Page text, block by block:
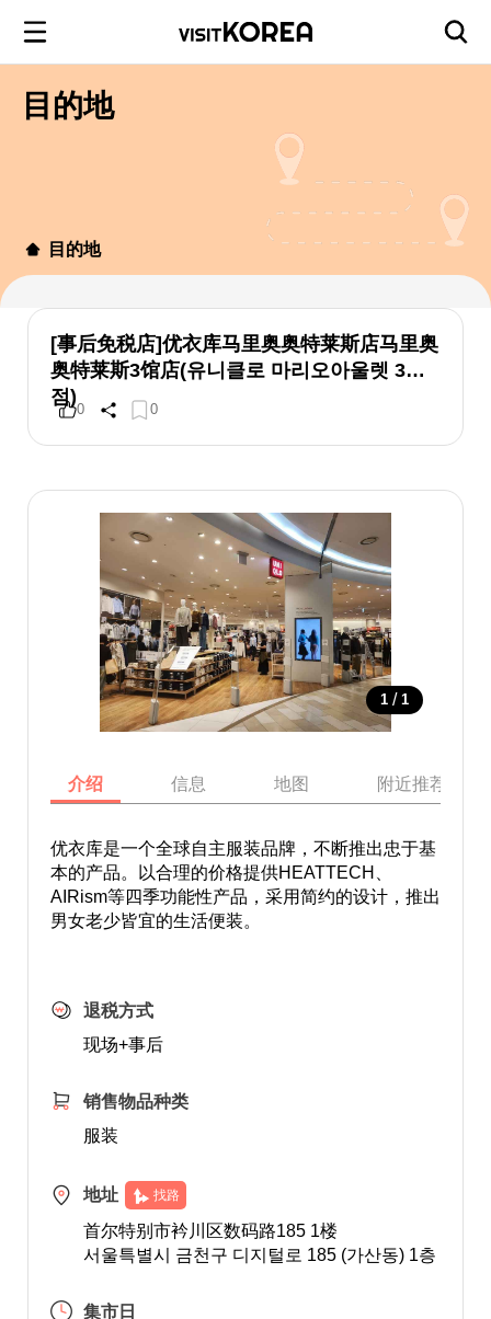
目的地
目的地
[事后免税店]优衣库马里奥奥特莱斯店马里奥
奥特莱斯3馆店(유니클로 마리오아울렛 3관
점)
0 0
1 / 1
介绍 信息 地图 附近推荐景点
优衣库是一个全球自主服装品牌，不断推出忠于基
本的产品。以合理的价格提供HEATTECH、
AIRism等四季功能性产品，采用简约的设计，推出
男女老少皆宜的生活便装。
退税方式
现场+事后
销售物品种类
服装
地址 找路
首尔特别市衿川区数码路185 1楼
서울특별시 금천구 디지털로 185 (가산동) 1층
集市日